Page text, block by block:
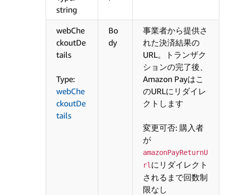
string
webChe
ckoutDe
tails
Type:
webChe
ckoutDe
tails
Bo
dy
事業者から提供さ
れた決済結果の
URL。トランザク
ションの完了後、
Amazon Payはこ
のURLにリダイレ
クトします
変更可否: 購入者
が
amazonPayReturnU
rl にリダイレクト
されるまで回数制
限なし